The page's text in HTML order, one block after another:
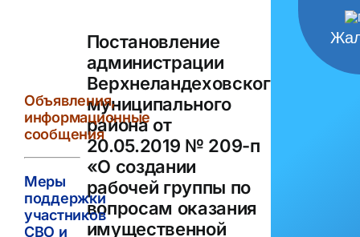
Постановление
администрации
Верхнеландеховского
муниципального
района от
20.05.2019 № 209-п
«О создании
рабочей группы по
вопросам оказания
имущественной
Объявления,
информационные
сообщения
Меры
поддержки
участников
СВО и